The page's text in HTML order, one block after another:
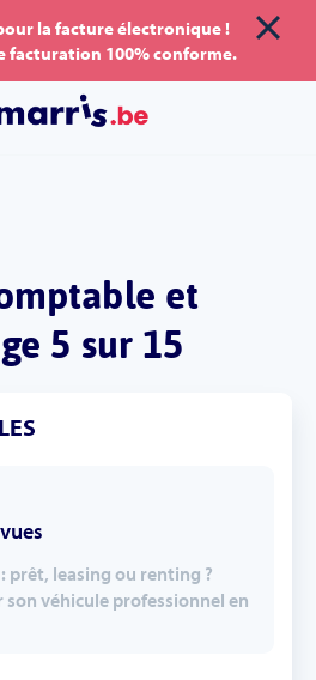
la facture électronique !
facturation 100% conforme.
et
5 sur 15
prêt, leasing ou renting ?
véhicule professionnel en